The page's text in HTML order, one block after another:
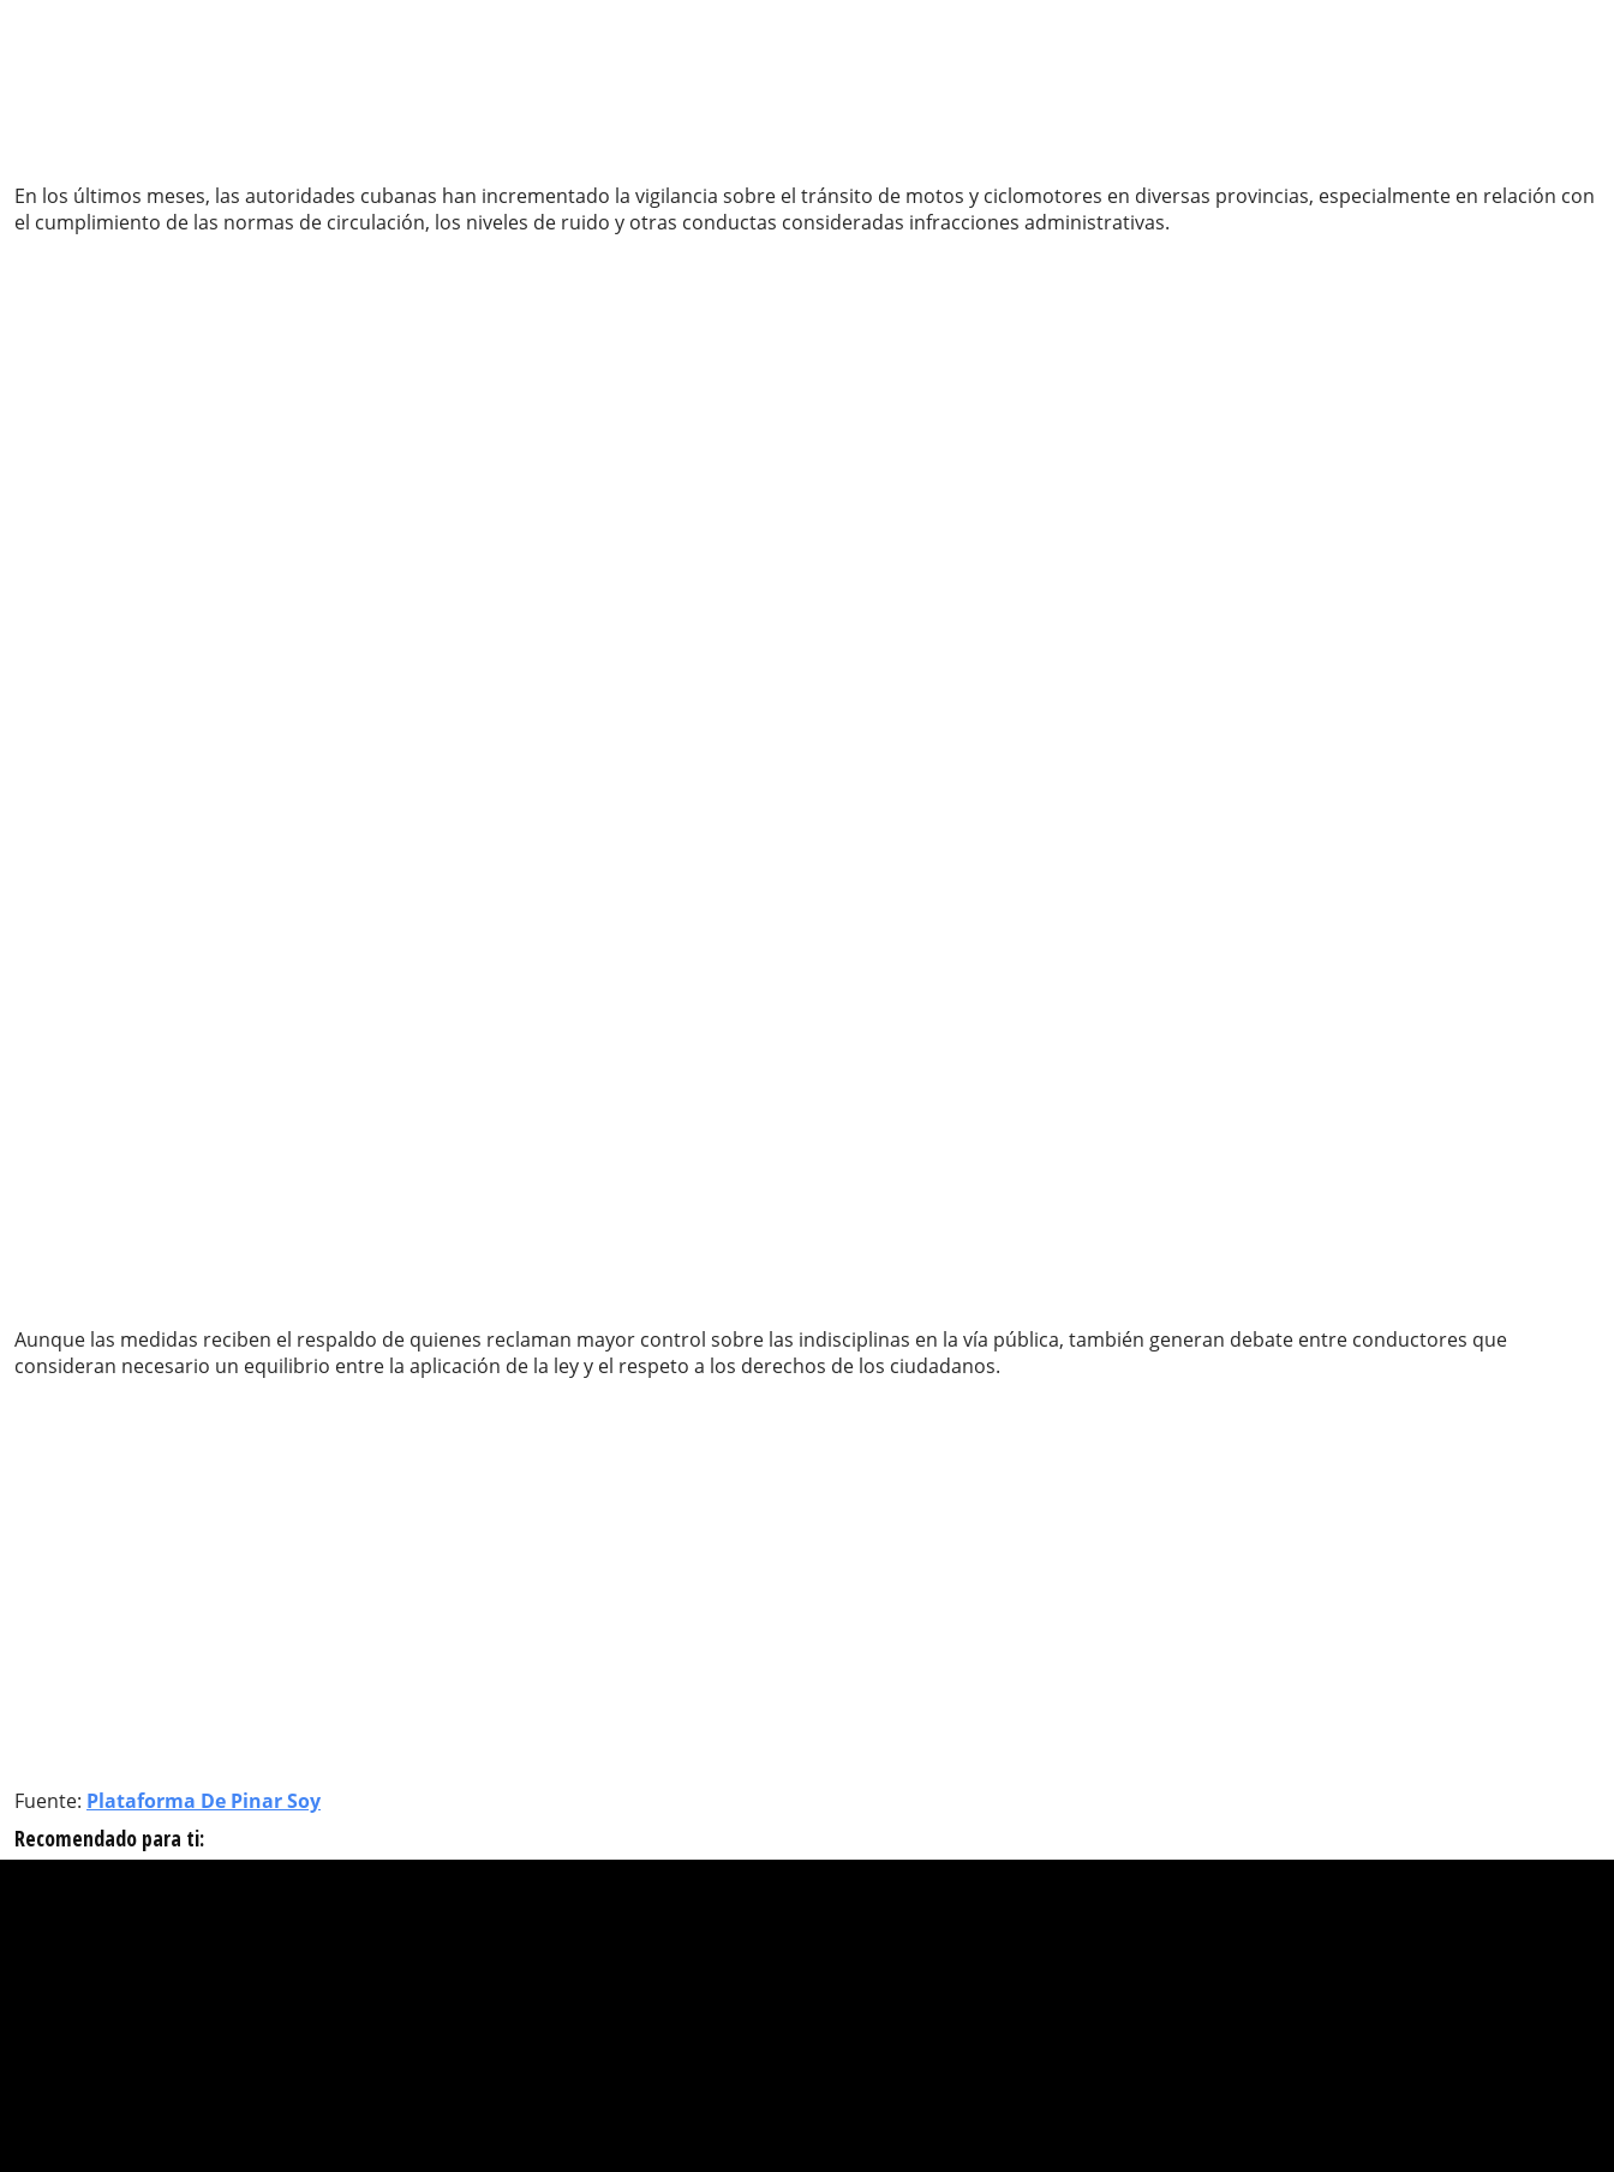
En los últimos meses, las autoridades cubanas han incrementado la vigilancia sobre el tránsito de motos y ciclomotores en diversas provincias, especialmente en relación con
el cumplimiento de las normas de circulación, los niveles de ruido y otras conductas consideradas infracciones administrativas.
Aunque las medidas reciben el respaldo de quienes reclaman mayor control sobre las indisciplinas en la vía pública, también generan debate entre conductores que
consideran necesario un equilibrio entre la aplicación de la ley y el respeto a los derechos de los ciudadanos.
Fuente: Plataforma De Pinar Soy
Recomendado para ti: